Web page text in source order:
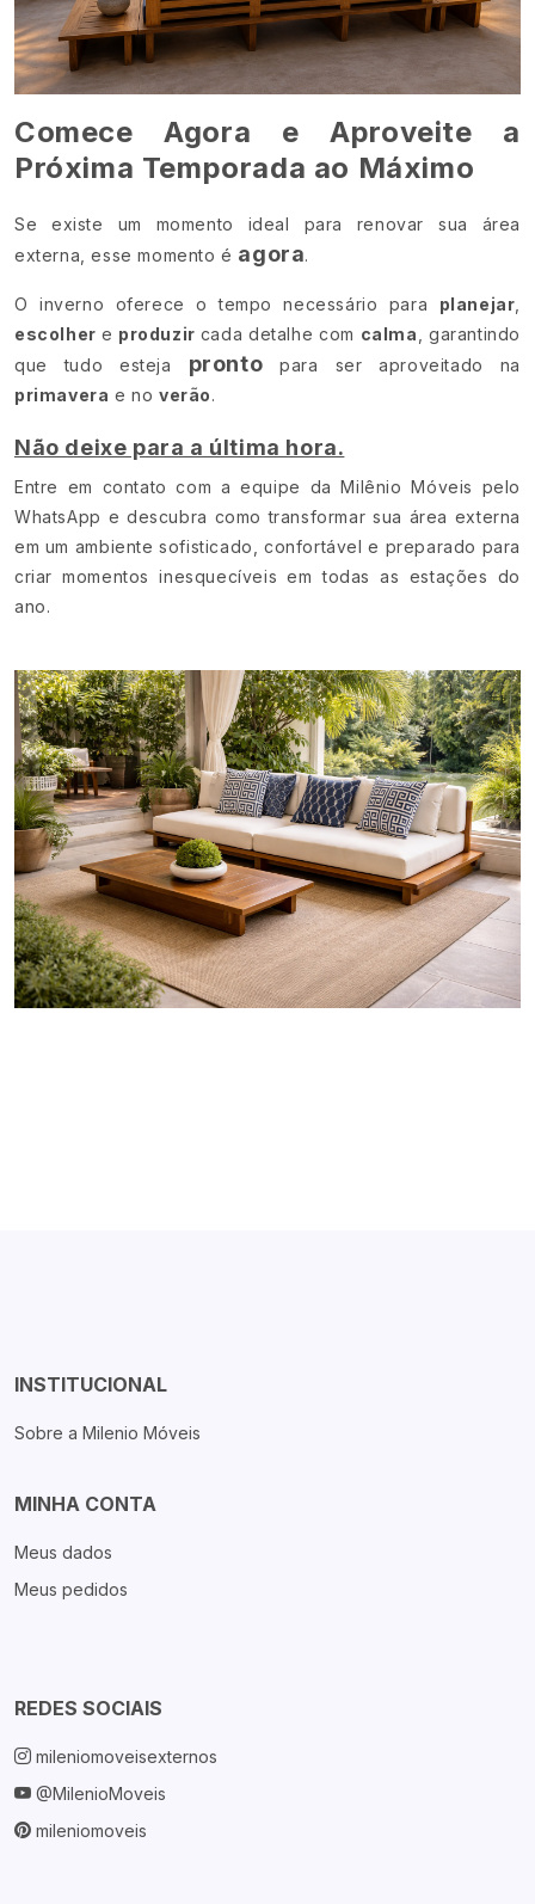
Comece Agora e Aproveite a
Próxima Temporada ao Máximo
Se existe um momento ideal para renovar sua área
externa, esse momento é agora.
O inverno oferece o tempo necessário para planejar
escolher e produzir cada detalhe com calma , garantindo
que tudo esteja pronto para ser aproveitado na
primavera e noverão.
Não deixe para a última hora.
Entre em contato com a equipe da Milênio Móveis pelo
WhatsApp e descubra como transformar sua área externa
em um ambiente sofisticado, confortável e preparado para
criar momentos inesquecíveis em todas as estações do
ano.
INSTITUCIONAL
Sobre a Milenio Móveis
MINHA CONTA
Meus dados
Meus pedidos
REDES SOCIAIS
mileniomoveisexternos
@MilenioMoveis
mileniomoveis